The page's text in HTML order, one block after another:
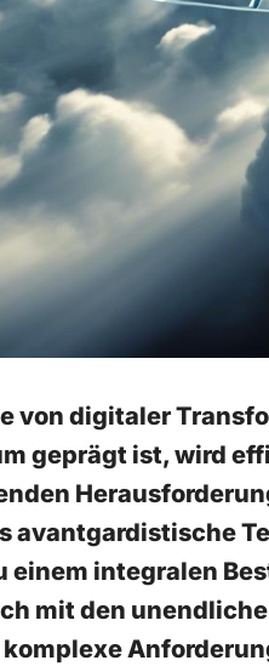
⁤von digitaler
‌geprägt⁣ ist, wird
avantgardistische
einem integralen
mit den